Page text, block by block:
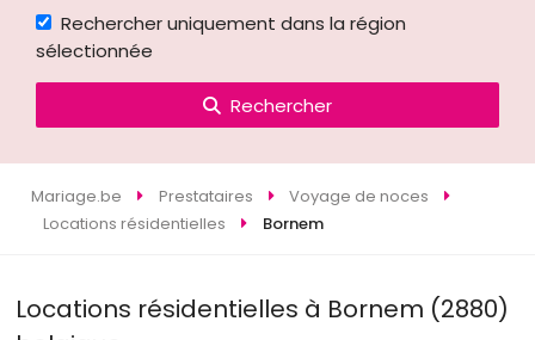
Rechercher uniquement dans la région
sélectionnée
Rechercher
Mariage.be Prestataires
Voyage de noces
Locations résidentielles
Bornem
Locations résidentielles à Bornem (2880)